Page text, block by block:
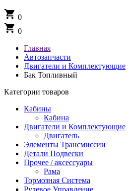
shopping_cart 0
shopping_cart 0
Главная
Автозапчасти
Двигатели и Комплектующие
Бак Топливный
Категории товаров
Кабины
Кабина
Двигатели и Комплектующие
Двигатель
Элементы Трансмиссии
Детали Подвески
Прочее / аксессуары
Рама
Тормозная Система
Рулевое Управление